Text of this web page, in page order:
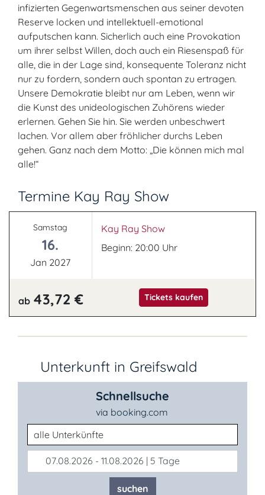
infizierten Gegenwartsmenschen aus seiner devoten
Reserve locken und intellektuell-emotional
aufputschen kann. Sicherlich auch eine Provokation
um ihrer selbst Willen, doch auch ein Riesenspaß für
alle, die in der Lage sind, konsequente Toleranz nicht
nur zu fordern, sondern auch spontan zu ertragen.
Unsere Demokratie bleibt nur am Leben, wenn wir
die Kunst des unideologischen Zuhörens wieder
erlernen. Gehen Sie hin. Sie werden unbeschwert
lachen. Vor allem aber fröhlicher durchs Leben
gehen. Ganz nach dem Motto: „Die können mich mal
alle!“
Termine Kay Ray Show
Samstag
16.
Jan 2027
Kay Ray Show
Beginn: 20:00 Uhr
ab 43,72 € Tickets kaufen
Unterkunft in Greifswald
Schnellsuche
via booking.com
Unterkunftsart
07.08.2026 - 11.08.2026 | 5 Tage
suchen